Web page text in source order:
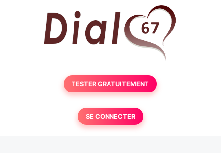
TESTER GRATUITEMENT
SE CONNECTER